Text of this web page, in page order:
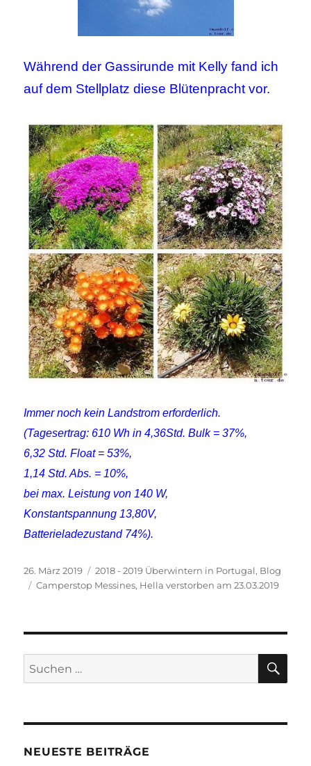
Während der Gassirunde mit Kelly fand ich
auf dem Stellplatz diese Blütenpracht vor.
Immer noch kein Landstrom erforderlich.
(Tagesertrag: 610 Wh in 4,36Std. Bulk = 37%,
6,32 Std. Float = 53%,
1,14 Std. Abs. = 10%,
bei max. Leistung von 140 W,
Konstantspannung 13,80V,
Batterieladezustand 74%).
Veröffentlicht
am
26. März 2019 Kategorien
2018 - 2019 Überwintern in Portugal, Blog
Schlagwörter
Camperstop Messines, Hella verstorben am 23.03.2019
Suchen
nach:
NEUESTE BEITRÄGE